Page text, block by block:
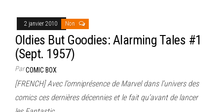
2 janvier 2010 Non
Oldies But Goodies: Alarming Tales #1
(Sept. 1957)
ParCOMIC BOX
[FRENCH] Avec l’omniprésence de Marvel dans l’univers des
comics ces dernières décennies et le fait qu’avant de lancer